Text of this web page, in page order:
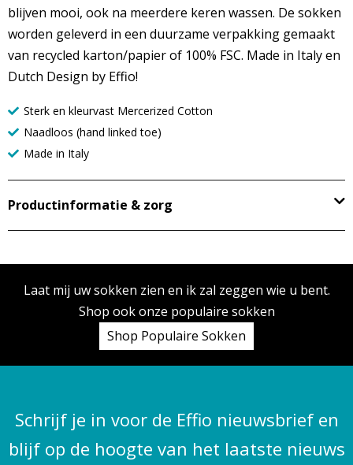
blijven mooi, ook na meerdere keren wassen. De sokken
worden geleverd in een duurzame verpakking gemaakt
van recycled karton/papier of 100% FSC. Made in Italy en
Dutch Design by Effio!
Sterk en kleurvast Mercerized Cotton
Naadloos (hand linked toe)
Made in Italy
Productinformatie & zorg
Laat mij uw sokken zien en ik zal zeggen wie u bent.
Shop ook onze populaire sokken
Shop Populaire Sokken
Schrijf je in voor de Effio nieuwsbrief en
blijf op de hoogte van het laatste nieuws